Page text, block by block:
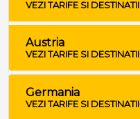
VEZI TARIFE SI DESTINATII
Austria
VEZI TARIFE SI DESTINATII
Germania
VEZI TARIFE SI DESTINATII